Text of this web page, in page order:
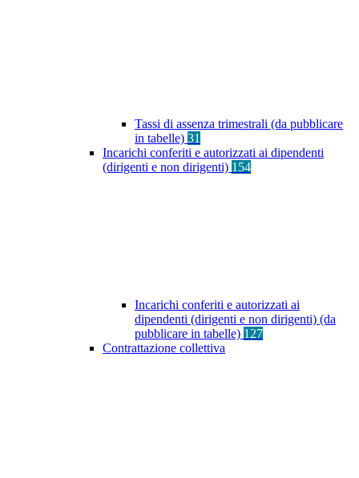
Tassi di assenza trimestrali (da pubblicare
in tabelle) 31
Incarichi conferiti e autorizzati ai dipendenti
(dirigenti e non dirigenti) 154
Incarichi conferiti e autorizzati ai
dipendenti (dirigenti e non dirigenti) (da
pubblicare in tabelle) 127
Contrattazione collettiva